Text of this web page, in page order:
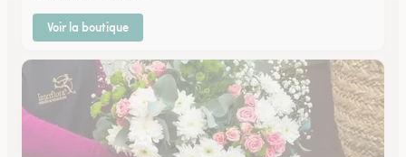
Voir la boutique